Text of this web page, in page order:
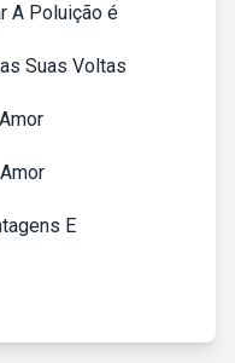
A Poluição é
Suas Voltas
E